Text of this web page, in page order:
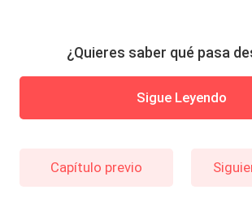
¿Quieres saber qué pasa
Sigue Leyendo
Capítulo previo